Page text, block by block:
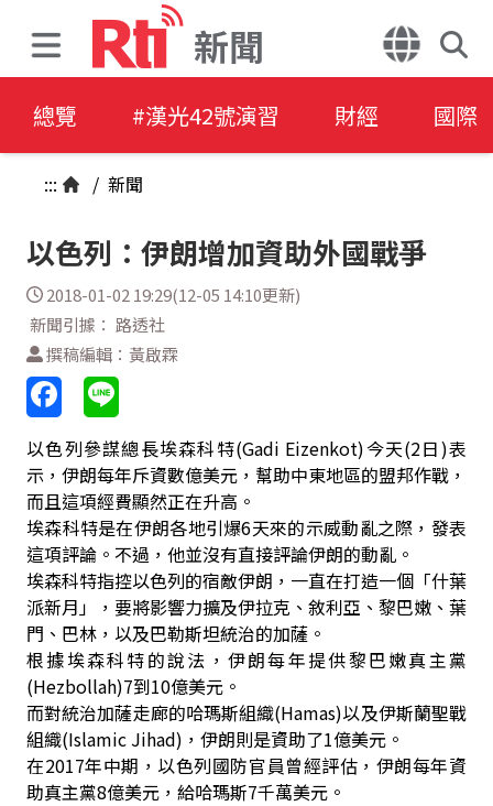
新聞
總覽 #漢光42號演習 財經 國際
::: / 新聞
以色列：伊朗增加資助外國戰爭
2018-01-02 19:29(12-05 14:10更新)
新聞引據： 路透社
撰稿編輯：黃啟霖
以色列參謀總長埃森科特(Gadi Eizenkot)今天(2日)表
示，伊朗每年斥資數億美元，幫助中東地區的盟邦作戰，
而且這項經費顯然正在升高。
埃森科特是在伊朗各地引爆6天來的示威動亂之際，發表
這項評論。不過，他並沒有直接評論伊朗的動亂。
埃森科特指控以色列的宿敵伊朗，一直在打造一個「什葉
派新月」，要將影響力擴及伊拉克、敘利亞、黎巴嫩、葉
門、巴林，以及巴勒斯坦統治的加薩。
根據埃森科特的說法，伊朗每年提供黎巴嫩真主黨
(Hezbollah)7到10億美元。
而對統治加薩走廊的哈瑪斯組織(Hamas)以及伊斯蘭聖戰
組織(Islamic Jihad)，伊朗則是資助了1億美元。
在2017年中期，以色列國防官員曾經評估，伊朗每年資
助真主黨8億美元，給哈瑪斯7千萬美元。